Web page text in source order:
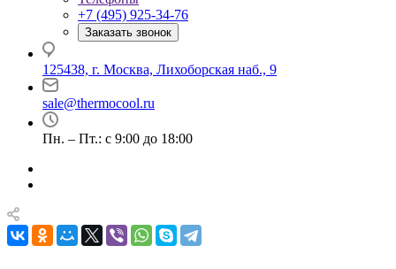
+7 (495) 925-34-76
Заказать звонок
125438, г. Москва, Лихоборская наб., 9
sale@thermocool.ru
Пн. – Пт.: с 9:00 до 18:00